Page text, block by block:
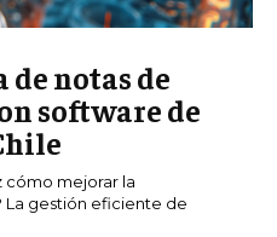
de notas de
software de
cómo mejorar la
La gestión eficiente de